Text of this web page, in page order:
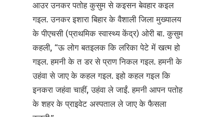
आउर उनकर पतोह कुसुम से कइसन बेवहार कइल
गइल. उनकर इशारा बिहार के वैशाली जिला मुख्यालय
के पीएचसी (प्राथमिक स्वास्थ्य केंद्र) ओरी बा. कुसुम
कहली, “ऊ लोग बतइलक कि लरिका पेटे में खत्म हो
गइल. हमनी के त डर से प्राण निकल गइल. हमनी के
उहंवा से जाए के कहल गइल. इहो कहल गइल कि
इनकरा जहंवा चाहीं, उहंवा ले जाईं. हमनी आपन पतोह
के शहर के प्राइवेट अस्पताल ले जाए के फैसला